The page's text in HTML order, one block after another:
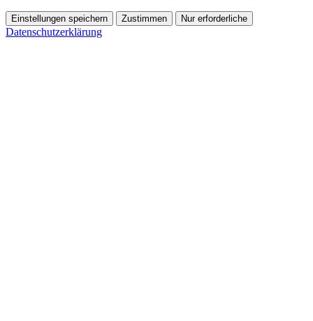
Einstellungen speichern Zustimmen Nur erforderliche
Datenschutzerklärung